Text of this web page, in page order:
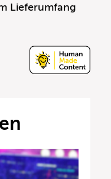
Lieferumfang